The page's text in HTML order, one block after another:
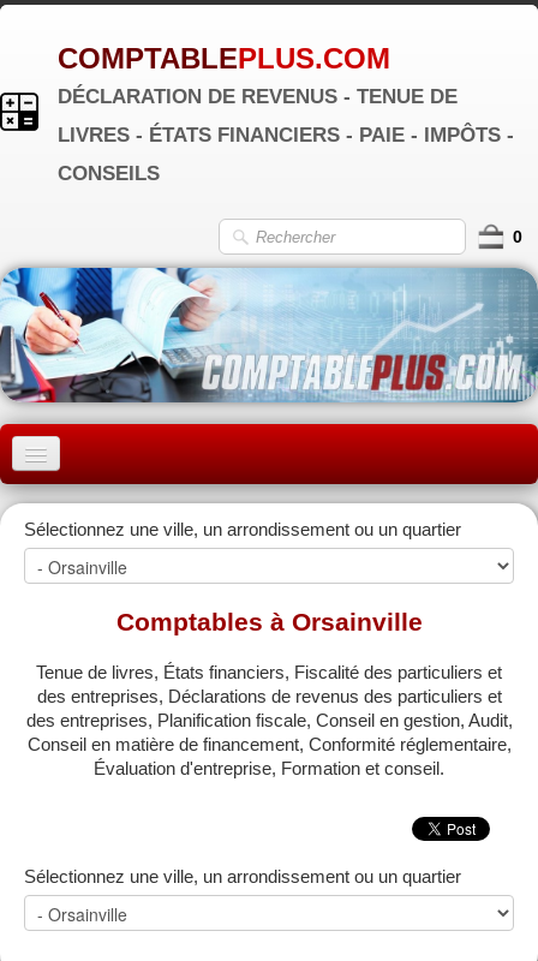
COMPTABLEPLUS.COM
DÉCLARATION DE REVENUS - TENUE DE
LIVRES - ÉTATS FINANCIERS - PAIE - IMPÔTS -
CONSEILS
0
ACCUEIL
MONTRÉAL
QUÉBEC
RÉGIONS ▼
ZONE COMPTABLE ▼
Sélectionnez une ville, un arrondissement ou un quartier
Comptables à Orsainville
Tenue de livres, États financiers, Fiscalité des particuliers et
des entreprises, Déclarations de revenus des particuliers et
des entreprises, Planification fiscale, Conseil en gestion, Audit,
Conseil en matière de financement, Conformité réglementaire,
Évaluation d'entreprise, Formation et conseil.
Sélectionnez une ville, un arrondissement ou un quartier